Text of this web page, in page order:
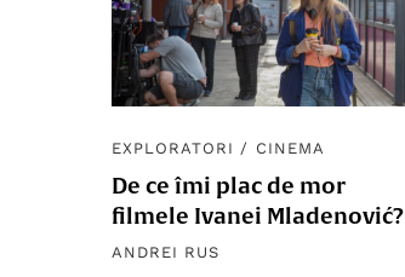
EXPLORATORI / CINEMA
De ce îmi plac de mor
filmele Ivanei Mladenović?
ANDREI RUS